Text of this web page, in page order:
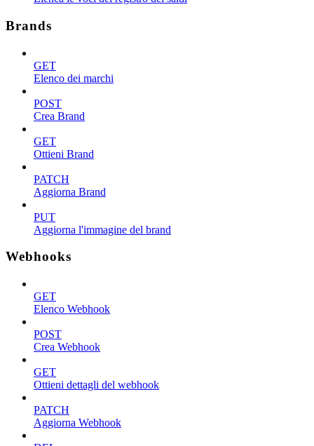
Brands
GET
Elenco dei marchi
POST
Crea Brand
GET
Ottieni Brand
PATCH
Aggiorna Brand
PUT
Aggiorna l'immagine del brand
Webhooks
GET
Elenco Webhook
POST
Crea Webhook
GET
Ottieni dettagli del webhook
PATCH
Aggiorna Webhook